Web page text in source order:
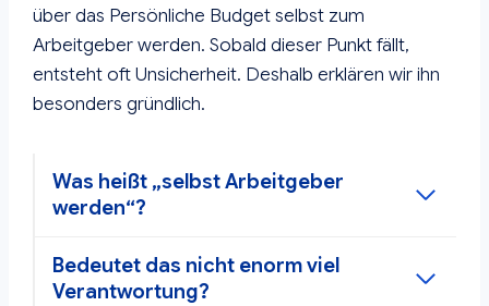
über das Persönliche Budget selbst zum
Arbeitgeber werden. Sobald dieser Punkt fällt,
entsteht oft Unsicherheit. Deshalb erklären wir ihn
besonders gründlich.
Was heißt „selbst Arbeitgeber
werden“?
Bedeutet das nicht enorm viel
Verantwortung?